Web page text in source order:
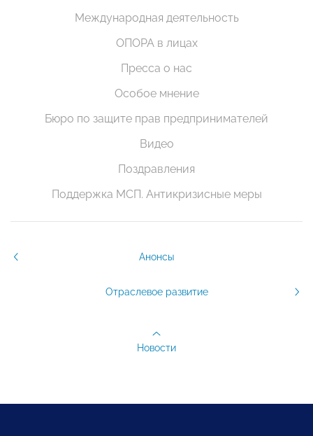
Международная деятельность
ОПОРА в лицах
Пресса о нас
Особое мнение
Бюро по защите прав предпринимателей
Видео
Поздравления
Поддержка МСП. Антикризисные меры
Анонсы
Отраслевое развитие
Новости